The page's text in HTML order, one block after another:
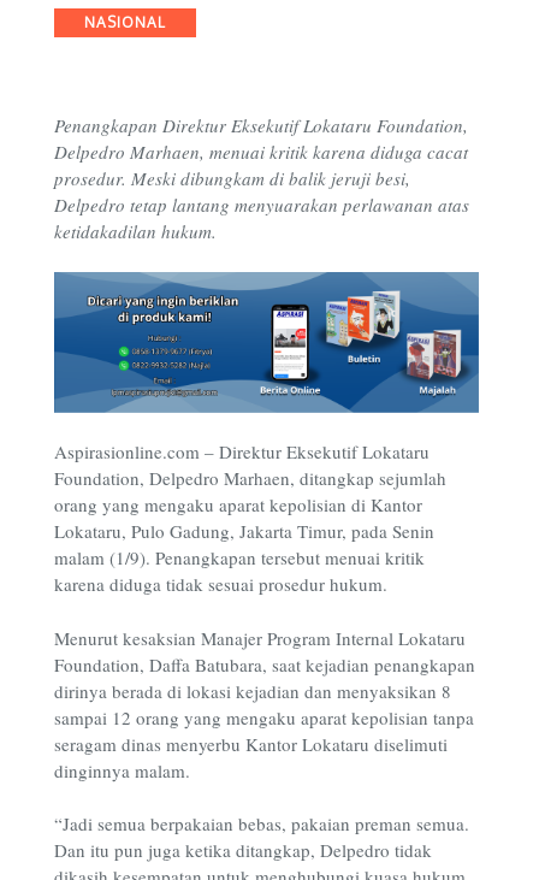
Categories
NASIONAL
Penangkapan Direktur Eksekutif Lokataru Foundation,
Delpedro Marhaen, menuai kritik karena diduga cacat
prosedur. Meski dibungkam di balik jeruji besi,
Delpedro tetap lantang menyuarakan perlawanan atas
ketidakadilan hukum.
Aspirasionline.com – Direktur Eksekutif Lokataru
Foundation, Delpedro Marhaen, ditangkap sejumlah
orang yang mengaku aparat kepolisian di Kantor
Lokataru, Pulo Gadung, Jakarta Timur, pada Senin
malam (1/9). Penangkapan tersebut menuai kritik
karena diduga tidak sesuai prosedur hukum.
Menurut kesaksian Manajer Program Internal Lokataru
Foundation, Daffa Batubara, saat kejadian penangkapan
dirinya berada di lokasi kejadian dan menyaksikan 8
sampai 12 orang yang mengaku aparat kepolisian tanpa
seragam dinas menyerbu Kantor Lokataru diselimuti
dinginnya malam.
“Jadi semua berpakaian bebas, pakaian preman semua.
Dan itu pun juga ketika ditangkap, Delpedro tidak